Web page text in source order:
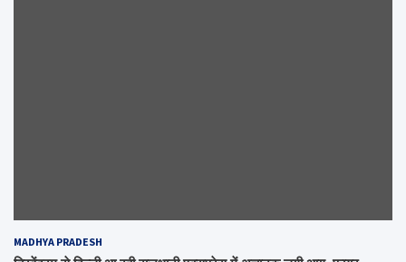
MADHYA PRADESH